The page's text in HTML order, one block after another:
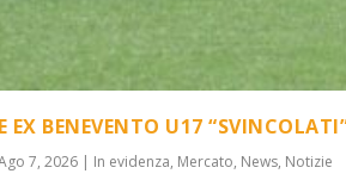
EX BENEVENTO U17
7, 2026 | In evidenza, Mercato, News, Notizie